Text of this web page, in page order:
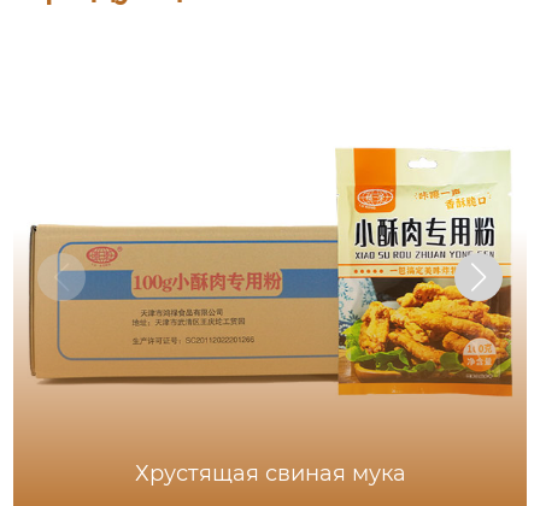
Хрустящая свиная мука